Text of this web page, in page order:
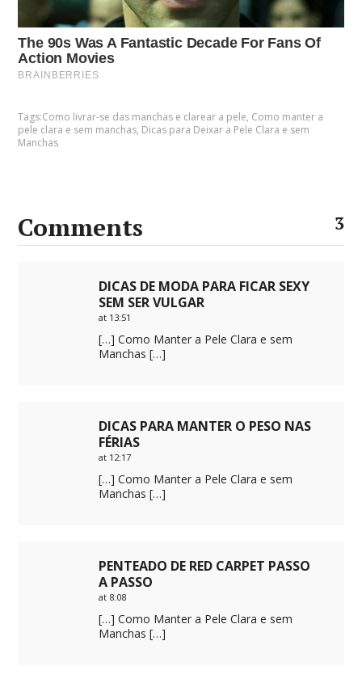
Tags:Como livrar-se das manchas e clarear a pele, Como manter a
pele clara e sem manchas, Dicas para Deixar a Pele Clara e sem
Manchas
Comments 3
DICAS DE MODA PARA FICAR SEXY
SEM SER VULGAR
at 13:51
[…] Como Manter a Pele Clara e sem
Manchas […]
DICAS PARA MANTER O PESO NAS
FÉRIAS
at 12:17
[…] Como Manter a Pele Clara e sem
Manchas […]
PENTEADO DE RED CARPET PASSO
A PASSO
at 8:08
[…] Como Manter a Pele Clara e sem
Manchas […]